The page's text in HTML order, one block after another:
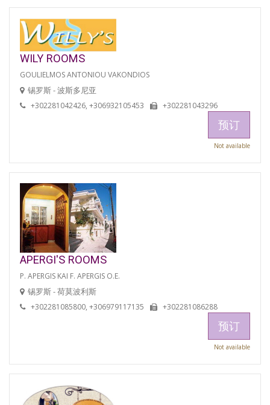
WILY ROOMS
GOULIELMOS ANTONIOU VAKONDIOS
锡罗斯 - 波斯多尼亚
+302281042426, +306932105453 +302281043296
预订
Not available
APERGI'S ROOMS
P. APERGIS KAI F. APERGIS O.E.
锡罗斯 - 荷莫波利斯
+302281085800, +306979117135 +302281086288
预订
Not available